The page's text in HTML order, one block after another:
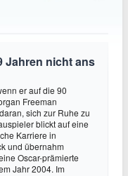
Jahren nicht ans
er auf die 90
Freeman
sich zur Ruhe zu
blickt auf eine
Karriere in
und übernahm
Oscar-prämierte
Jahr 2004. Im